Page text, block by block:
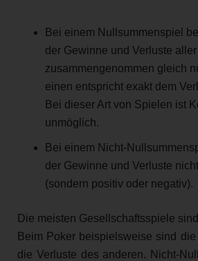
Bei einem Nullsummenspiel
der Gewinne und Verluste
zusammengenommen gleich
einen entspricht exakt dem
Bei dieser Art von Spielen ist
unmöglich.
Bei einem Nicht-
der Gewinne und Verluste
(sondern positiv oder negativ).
Die meisten Gesellschaftsspiele
Beim Poker beispielsweise sind
die Verluste des anderen. Nicht-